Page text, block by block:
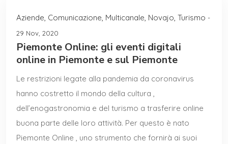
Aziende, Comunicazione, Multicanale, Novajo, Turismo -
29 Nov, 2020
Piemonte Online: gli eventi digitali
online in Piemonte e sul Piemonte
Le restrizioni legate alla pandemia da coronavirus
hanno costretto il mondo della cultura ,
dell’enogastronomia e del turismo a trasferire online
buona parte delle loro attività. Per questo è nato
Piemonte Online , uno strumento che fornirà ai suoi